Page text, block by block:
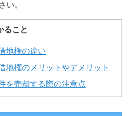
い。
ること
地権の違い
地権のメリットやデメリット
を売却する際の注意点